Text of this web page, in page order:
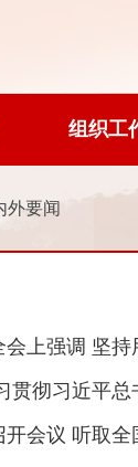
组织工
外要闻
调 坚持用改革
彻习近平总
、国务院、全国政协、